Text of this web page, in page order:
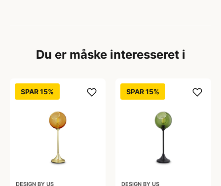
Du er måske interesseret i
SPAR 15%
DESIGN BY US
SPAR 15%
DESIGN BY US